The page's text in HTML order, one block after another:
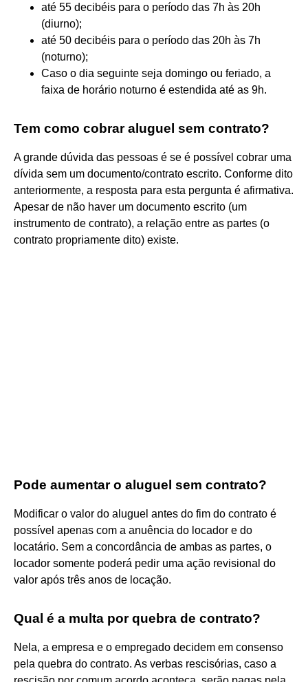
até 55 decibéis para o período das 7h às 20h
(diurno);
até 50 decibéis para o período das 20h às 7h
(noturno);
Caso o dia seguinte seja domingo ou feriado, a
faixa de horário noturno é estendida até as 9h.
Tem como cobrar aluguel sem contrato?
A grande dúvida das pessoas é se é possível cobrar uma
dívida sem um documento/contrato escrito. Conforme dito
anteriormente, a resposta para esta pergunta é afirmativa.
Apesar de não haver um documento escrito (um
instrumento de contrato), a relação entre as partes (o
contrato propriamente dito) existe.
Pode aumentar o aluguel sem contrato?
Modificar o valor do aluguel antes do fim do contrato é
possível apenas com a anuência do locador e do
locatário. Sem a concordância de ambas as partes, o
locador somente poderá pedir uma ação revisional do
valor após três anos de locação.
Qual é a multa por quebra de contrato?
Nela, a empresa e o empregado decidem em consenso
pela quebra do contrato. As verbas rescisórias, caso a